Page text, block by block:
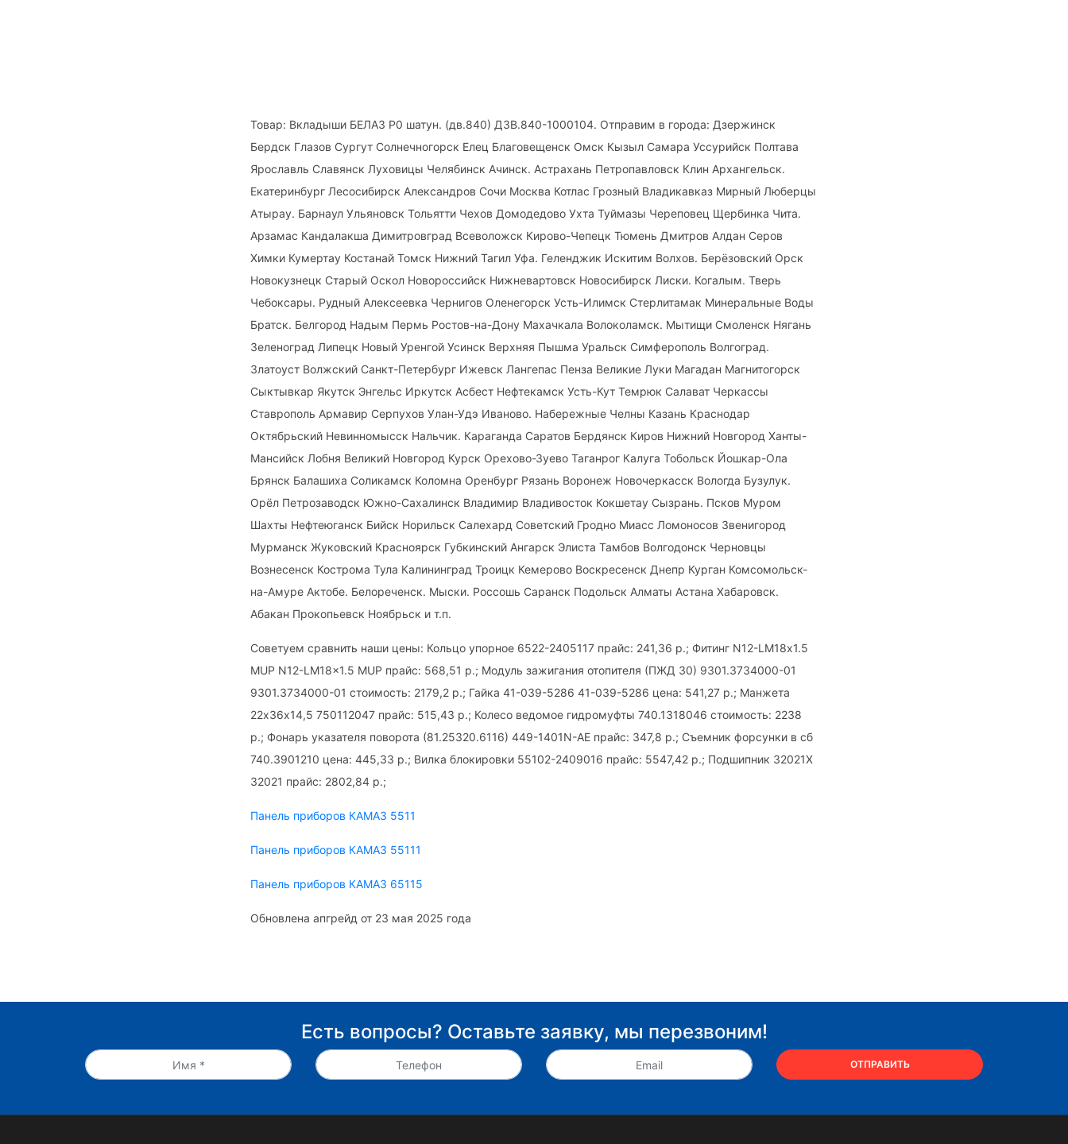
Товар: Вкладыши БЕЛАЗ Р0 шатун. (дв.840) ДЗВ.840-1000104. Отправим в города: Дзержинск
Бердск Глазов Сургут Солнечногорск Елец Благовещенск Омск Кызыл Самара Уссурийск Полтава
Ярославль Славянск Луховицы Челябинск Ачинск. Астрахань Петропавловск Клин Архангельск.
Екатеринбург Лесосибирск Александров Сочи Москва Котлас Грозный Владикавказ Мирный Люберцы
Атырау. Барнаул Ульяновск Тольятти Чехов Домодедово Ухта Туймазы Череповец Щербинка Чита.
Арзамас Кандалакша Димитровград Всеволожск Кирово-Чепецк Тюмень Дмитров Алдан Серов
Химки Кумертау Костанай Томск Нижний Тагил Уфа. Геленджик Искитим Волхов. Берёзовский Орск
Новокузнецк Старый Оскол Новороссийск Нижневартовск Новосибирск Лиски. Когалым. Тверь
Чебоксары. Рудный Алексеевка Чернигов Оленегорск Усть-Илимск Стерлитамак Минеральные Воды
Братск. Белгород Надым Пермь Ростов-на-Дону Махачкала Волоколамск. Мытищи Смоленск Нягань
Зеленоград Липецк Новый Уренгой Усинск Верхняя Пышма Уральск Симферополь Волгоград.
Златоуст Волжский Санкт-Петербург Ижевск Лангепас Пенза Великие Луки Магадан Магнитогорск
Сыктывкар Якутск Энгельс Иркутск Асбест Нефтекамск Усть-Кут Темрюк Салават Черкассы
Ставрополь Армавир Серпухов Улан-Удэ Иваново. Набережные Челны Казань Краснодар
Октябрьский Невинномысск Нальчик. Караганда Саратов Бердянск Киров Нижний Новгород Ханты-
Мансийск Лобня Великий Новгород Курск Орехово-Зуево Таганрог Калуга Тобольск Йошкар-Ола
Брянск Балашиха Соликамск Коломна Оренбург Рязань Воронеж Новочеркасск Вологда Бузулук.
Орёл Петрозаводск Южно-Сахалинск Владимир Владивосток Кокшетау Сызрань. Псков Муром
Шахты Нефтеюганск Бийск Норильск Салехард Советский Гродно Миасс Ломоносов Звенигород
Мурманск Жуковский Красноярск Губкинский Ангарск Элиста Тамбов Волгодонск Черновцы
Вознесенск Кострома Тула Калининград Троицк Кемерово Воскресенск Днепр Курган Комсомольск-
на-Амуре Актобе. Белореченск. Мыски. Россошь Саранск Подольск Алматы Астана Хабаровск.
Абакан Прокопьевск Ноябрьск и т.п.
Советуем сравнить наши цены: Кольцо упорное 6522-2405117 прайс: 241,36 р.; Фитинг N12-LM18х1.5
MUP N12-LM18x1.5 MUP прайс: 568,51 р.; Модуль зажигания отопителя (ПЖД 30) 9301.3734000-01
9301.3734000-01 стоимость: 2179,2 р.; Гайка 41-039-5286 41-039-5286 цена: 541,27 р.; Манжета
22х36х14,5 750112047 прайс: 515,43 р.; Колесо ведомое гидромуфты 740.1318046 стоимость: 2238
р.; Фонарь указателя поворота (81.25320.6116) 449-1401N-AE прайс: 347,8 р.; Съемник форсунки в сб
740.3901210 цена: 445,33 р.; Вилка блокировки 55102-2409016 прайс: 5547,42 р.; Подшипник 32021Х
32021 прайс: 2802,84 р.;
Панель приборов КАМАЗ 5511
Панель приборов КАМАЗ 55111
Панель приборов КАМАЗ 65115
Обновлена апгрейд от 23 мая 2025 года
Есть вопросы? Оставьте заявку, мы перезвоним!
ОТПРАВИТЬ